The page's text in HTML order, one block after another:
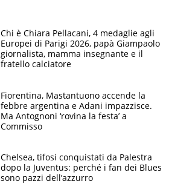
Chi è Chiara Pellacani, 4 medaglie agli
Europei di Parigi 2026, papà Giampaolo
giornalista, mamma insegnante e il
fratello calciatore
Fiorentina, Mastantuono accende la
febbre argentina e Adani impazzisce.
Ma Antognoni ‘rovina la festa’ a
Commisso
Chelsea, tifosi conquistati da Palestra
dopo la Juventus: perché i fan dei Blues
sono pazzi dell’azzurro